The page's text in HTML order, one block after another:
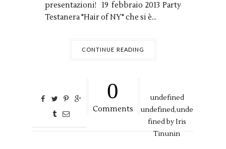
presentazioni! 19 febbraio 2013 Party
Testanera "Hair of NY" che si è...
CONTINUE READING
0
Comments
undefined
undefined,unde
fined byIris
Tinunin